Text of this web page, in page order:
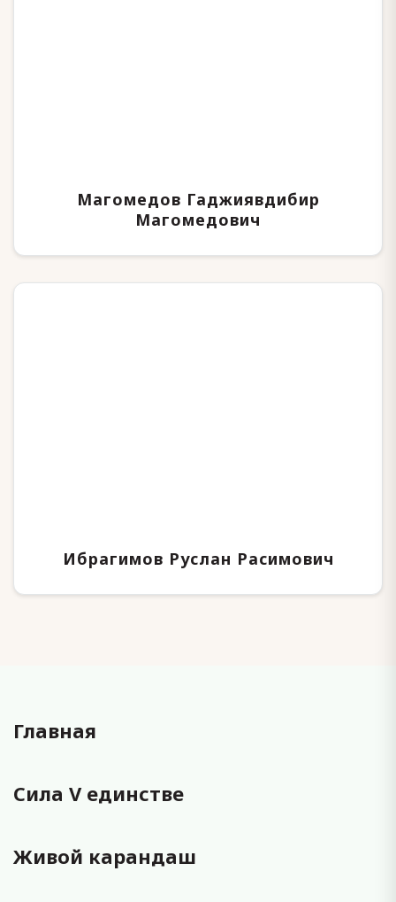
Магомедов Гаджиявдибир
Магомедович
Ибрагимов Руслан Расимович
Главная
Сила V единстве
Живой карандаш